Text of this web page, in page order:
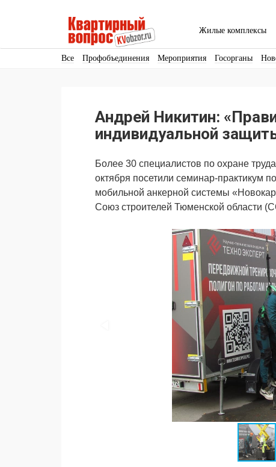
Жилые комплексы
Все Профобъединения Мероприятия Госорганы
Андрей Никитин:
индивидуальной
Более 30 специалистов по охране
октября посетили семинар-практикум
мобильной анкерной системы
Союз строителей Тюменской области